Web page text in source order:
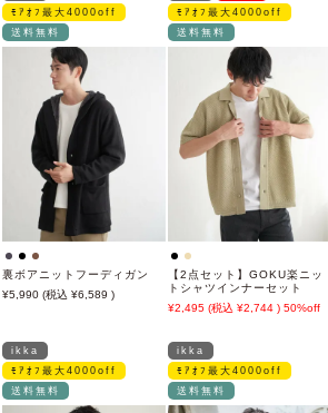
ﾓｱｵﾌ最大4000off
送料無料
裏ボアニットフーディガン
5,990
6,589
ﾓｱｵﾌ最大4000off
送料無料
【2点セット】GOKU楽ニッ
トシャツインナーセット
2,495
2,744 50%off
ikka
ﾓｱｵﾌ最大4000off
送料無料
ikka
ﾓｱｵﾌ最大4000off
送料無料